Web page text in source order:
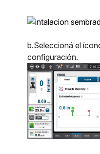
b.Seleccioná el
configuración.